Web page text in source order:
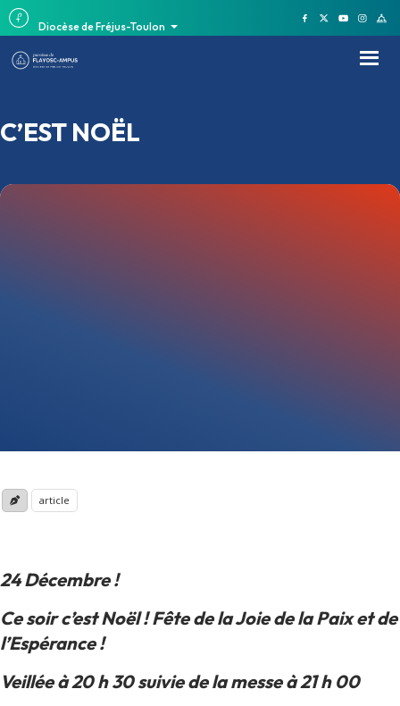
Diocèse de Fréjus-Toulon
C’EST NOËL
article
24 Décembre !
Ce soir c’est Noël ! Fête de la Joie de la Paix et de
l’Espérance !
Veillée à 20 h 30 suivie de la messe à 21 h 00